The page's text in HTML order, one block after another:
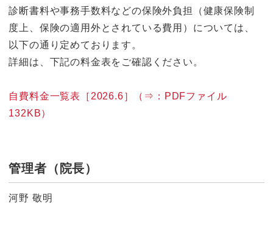
診断書料や事務手数料などの保険外負担（健康保険制
度上、保険の適用外とされている費用）については、
以下の通り定めております。
詳細は、下記の料金表をご確認ください。
自費料金一覧表［2026.6］（⇒：PDFファイル
132KB）
管理者（院長）
河野 敬明